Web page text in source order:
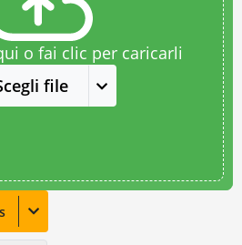
o fai clic per caricarli
file